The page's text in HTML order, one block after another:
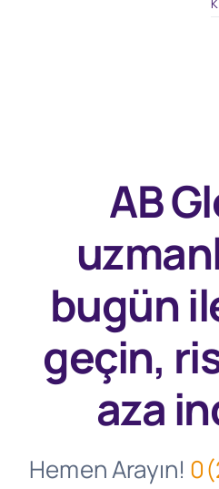
AB
bugün
geçin,
aza
Hemen Arayın!